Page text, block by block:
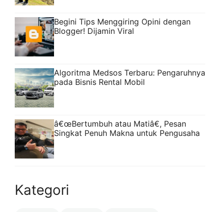
Begini Tips Menggiring Opini dengan
Blogger! Dijamin Viral
Algoritma Medsos Terbaru: Pengaruhnya
pada Bisnis Rental Mobil
â€œBertumbuh atau Matiâ€, Pesan
Singkat Penuh Makna untuk Pengusaha
Kategori